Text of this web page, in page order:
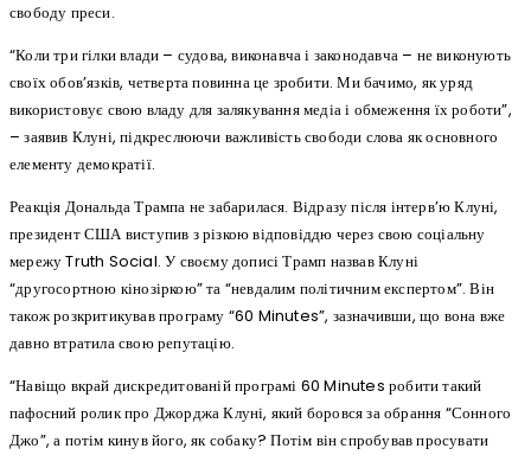
свободу преси.
“Коли три гілки влади – судова, виконавча і законодавча – не виконують
своїх обов’язків, четверта повинна це зробити. Ми бачимо, як уряд
використовує свою владу для залякування медіа і обмеження їх роботи”,
– заявив Клуні, підкреслюючи важливість свободи слова як основного
елементу демократії.
Реакція Дональда Трампа не забарилася. Відразу після інтерв’ю Клуні,
президент США виступив з різкою відповіддю через свою соціальну
мережу Truth Social. У своєму дописі Трамп назвав Клуні
“другосортною кінозіркою” та “невдалим політичним експертом”. Він
також розкритикував програму “60 Minutes”, зазначивши, що вона вже
давно втратила свою репутацію.
“Навіщо вкрай дискредитованій програмі 60 Minutes робити такий
пафосний ролик про Джорджа Клуні, який боровся за обрання “Сонного
Джо”, а потім кинув його, як собаку? Потім він спробував просувати